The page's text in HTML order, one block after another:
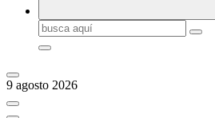
Buscar:
9 agosto 2026